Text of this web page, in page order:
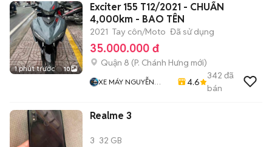
1 phút trước 10
Exciter 155 T12/2021 - CHUẨN
4,000km - BAO TÊN
2021 Tay côn/Moto Đã sử dụng
35.000.000 đ
Quận 8 (P. Chánh Hưng mới)
XE MÁY NGUYỄN
4.6
342 đã
bán
Realme 3
3 32 GB